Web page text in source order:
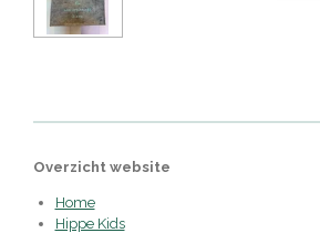
Overzicht website
Home
Hippe Kids